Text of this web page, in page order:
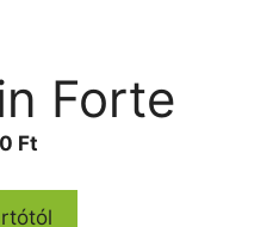
Forte
FtCurrent
is: